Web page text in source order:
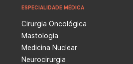
ESPECIALIDADE MÉDICA
Cirurgia Oncológica
Mastologia
Medicina Nuclear
Neurocirurgia